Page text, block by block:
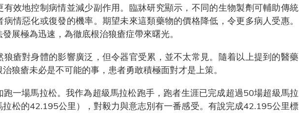
有效地控制病情並減少副作用。臨牀研究顯示，不同的生物製劑可輔助傳統
情惡化或復發的機率。期望未來這類藥物的價格降低，令更多病人受惠。
展極為迅速，為徹底根治狼瘡症帶來曙光。
狼瘡對身體的影響廣泛，但令器官受累，並不太常見。隨着以上提到的醫藥
狼瘡未必是不可能的事，患者勇敢積極面對才是上策。
跑一場馬拉松。我作為超級馬拉松跑手，跑者生涯已完成超過50場超級馬拉
拉松的42.195公里），對毅力與意志別有一番感受。有說完成42.195公里標